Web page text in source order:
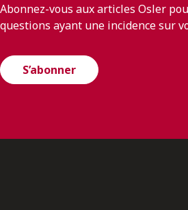
Abonnez-vous aux articles Osler
questions ayant une incidence sur
S’abonner